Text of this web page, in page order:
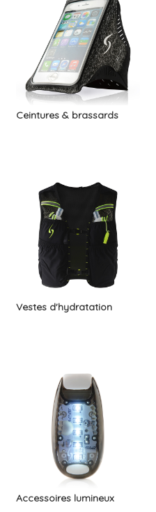
Ceintures & brassards
Vestes d'hydratation
Accessoires lumineux